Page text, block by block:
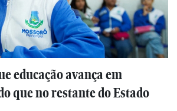
educação avança em
que no restante do Estado